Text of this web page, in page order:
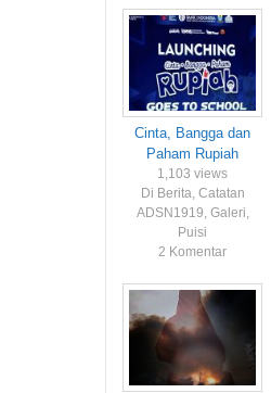
Cinta, Bangga dan
Paham Rupiah
1,103 views
Di Berita, Catatan
ADSN1919, Galeri,
Puisi
2 Komentar